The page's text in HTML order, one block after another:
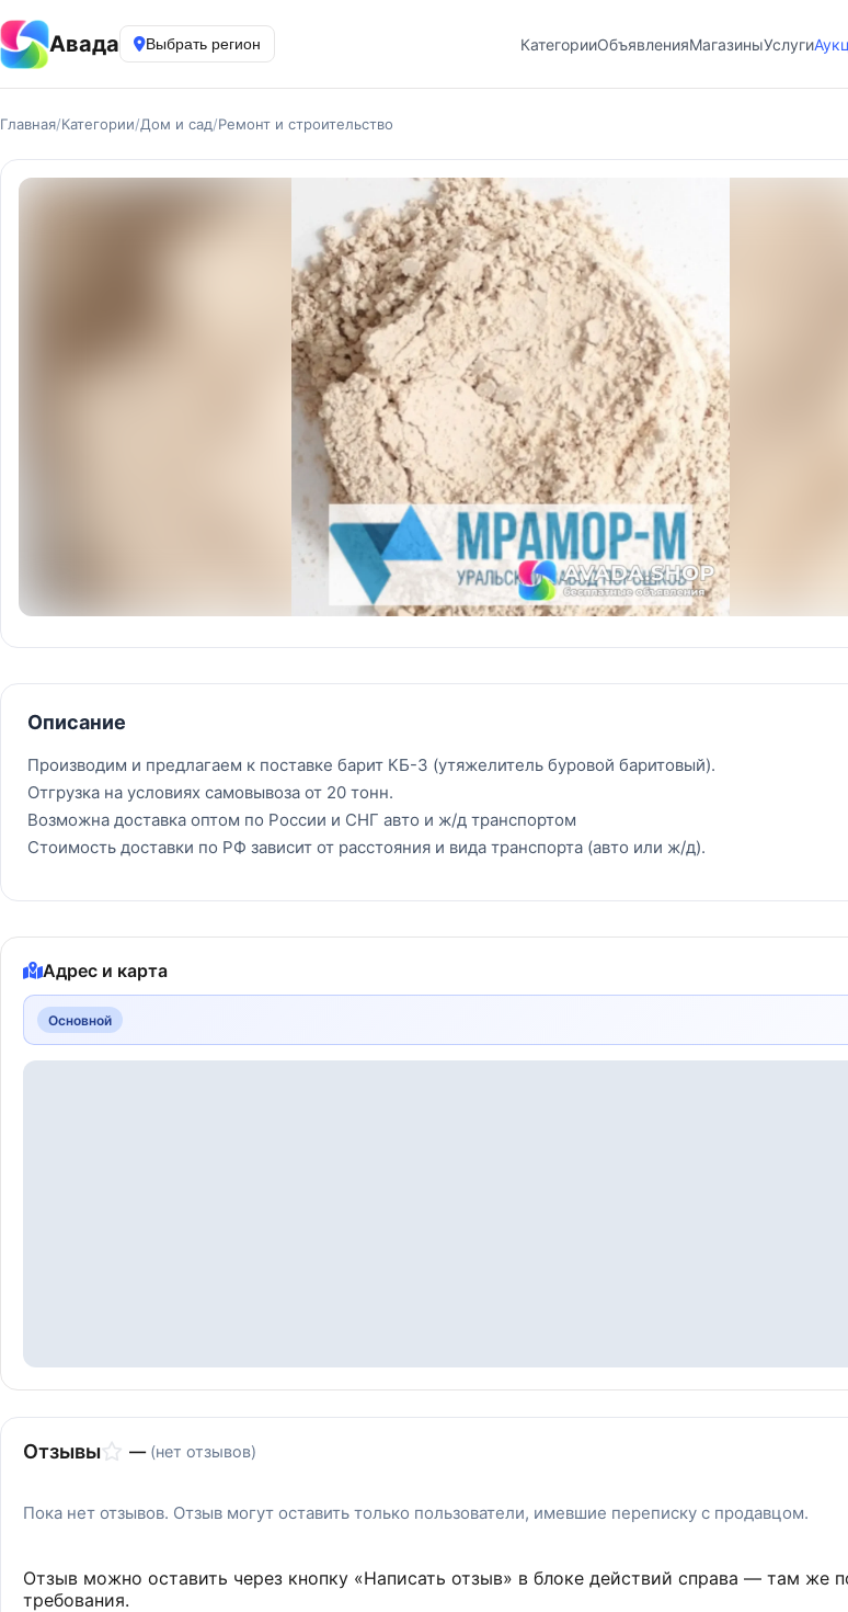
Авада Выбрать регион КатегорииОбъявленияМагазиныУслуги
Главная/Категории/Дом и сад/Ремонт и строительство
Описание
Производим и предлагаем к поставке барит КБ-3 (утяжелитель буровой баритовый).
Отгрузка на условиях самовывоза от 20 тонн.
Возможна доставка оптом по России и СНГ авто и ж/д транспортом
Стоимость доставки по РФ зависит от расстояния и вида транспорта (авто или ж/д).
Адрес и карта
Основной
Отзывы — (нет отзывов)
Пока нет отзывов. Отзыв могут оставить только пользователи, имевшие переписку с продавцом.
Отзыв можно оставить через кнопку «Написать отзыв» в блоке действий справа — там же
требования.